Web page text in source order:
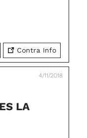
Contra Info
4/11/2018
LA